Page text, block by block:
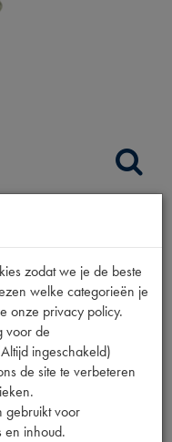
A
zodat we je de beste
welke categorieën je
onze privacy policy.
voor de
ingeschakeld)
de site te verbeteren
gebruikt voor
en inhoud.